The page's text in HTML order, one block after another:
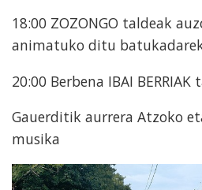
18:00 ZOZONGO taldeak
animatuko ditu
20:00 Berbena IBAI
Gauerditik aurrera Atzoko
musika